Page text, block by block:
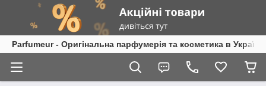
Parfumeur - Оригінальна парфумерія та косметика в Україні